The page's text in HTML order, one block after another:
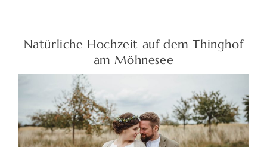
Natürliche Hochzeit auf dem Thinghof
am Möhnesee